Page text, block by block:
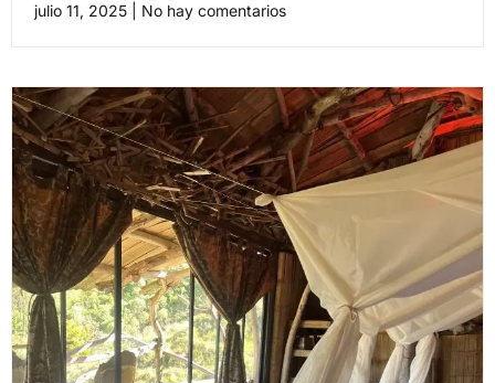
julio 11, 2025
No hay comentarios